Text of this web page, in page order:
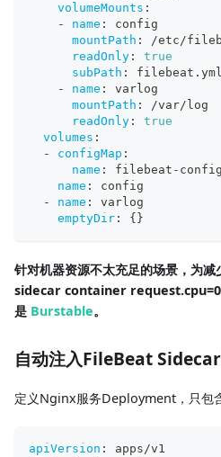
volumeMounts :
-
name :
config
mountPath :
/etc/
readOnly :
true
subPath :
filebeat.yml
-
name :
varlog
mountPath :
/var/log
readOnly :
true
volumes :
-
configMap :
name : filebeat - config
name :
config
-
name :
varlog
emptyDir : { }
针对机器资源不太充足的场景，为
sidecar container request.cpu=0
是 Burstable。
自动注入FileBeat
定义Nginx服务Deployment，只包
apiVersion :
apps/v1